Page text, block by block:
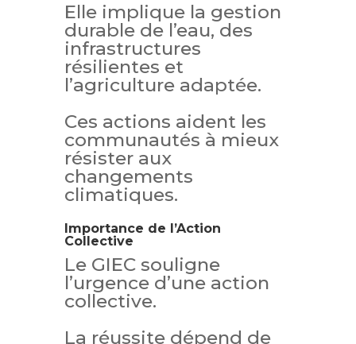
Elle implique la gestion
durable de l’eau, des
infrastructures
résilientes et
l’agriculture adaptée.
Ces actions aident les
communautés à mieux
résister aux
changements
climatiques.
Importance de l’Action
Collective
Le GIEC souligne
l’urgence d’une action
collective.
La réussite dépend de